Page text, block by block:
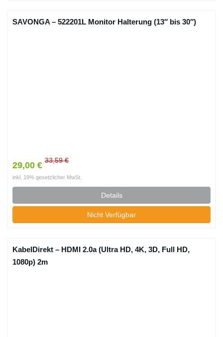
SAVONGA – 522201L Monitor Halterung (13″ bis 30″)
29,00 € 33,59 €
inkl. 19% gesetzlicher MwSt.
Details
Nicht Verfügbar
KabelDirekt – HDMI 2.0a (Ultra HD, 4K, 3D, Full HD,
1080p) 2m